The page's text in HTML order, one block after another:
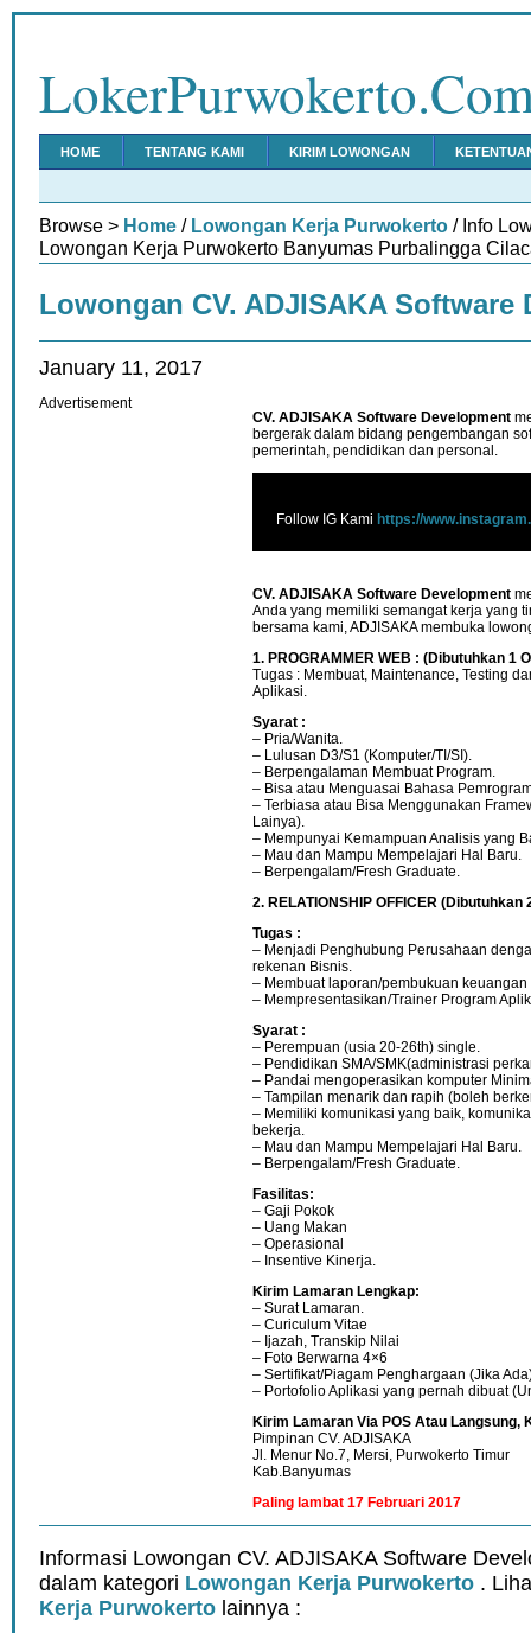
HOME TENTANG KAMI KIRIM LOWONGAN
Browse > Home / Lowongan Kerja Purwokerto / Info
Lowongan Kerja Purwokerto Banyumas Purbalingga
Lowongan CV. ADJISAKA Software
January 11, 2017
CV. ADJISAKA Software Development
bergerak dalam bidang pengembangan
pemerintah, pendidikan dan personal.
Follow IG Kami https://
CV. ADJISAKA Software Development
Anda yang memiliki semangat kerja yang
bersama kami, ADJISAKA membuka
1. PROGRAMMER WEB : (Dibutuhkan 1
Tugas : Membuat, Maintenance, Testing
Aplikasi.
Syarat :
– Pria/Wanita.
– Lulusan D3/S1 (Komputer/TI/SI).
– Berpengalaman Membuat Program.
– Bisa atau Menguasai Bahasa
– Terbiasa atau Bisa Menggunakan
Lainya).
– Mempunyai Kemampuan Analisis yang
– Mau dan Mampu Mempelajari Hal Baru.
– Berpengalam/Fresh Graduate.
2. RELATIONSHIP OFFICER (Dibutuhkan
Tugas :
– Menjadi Penghubung Perusahaan
rekenan Bisnis.
– Membuat laporan/pembukuan
– Mempresentasikan/Trainer Program
Syarat :
– Perempuan (usia 20-26th) single.
– Pendidikan SMA/SMK(administrasi
– Pandai mengoperasikan komputer
– Tampilan menarik dan rapih (boleh
– Memiliki komunikasi yang baik,
bekerja.
– Mau dan Mampu Mempelajari Hal Baru.
– Berpengalam/Fresh Graduate.
Fasilitas:
– Gaji Pokok
– Uang Makan
– Operasional
– Insentive Kinerja.
Kirim Lamaran Lengkap:
– Surat Lamaran.
– Curiculum Vitae
– Ijazah, Transkip Nilai
– Foto Berwarna 4×6
– Sertifikat/Piagam Penghargaan (Jika
– Portofolio Aplikasi yang pernah dibuat
Kirim Lamaran Via POS Atau Langsung,
Pimpinan CV. ADJISAKA
Jl. Menur No.7, Mersi, Purwokerto Timur
Kab.Banyumas
Paling lambat 17 Februari 2017
Advertisement
Informasi Lowongan CV. ADJISAKA Software
dalam kategori Lowongan Kerja Purwokerto .
Kerja Purwokerto lainnya :